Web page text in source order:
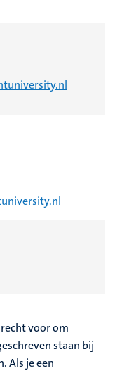
voor om
staan bij
Als je een